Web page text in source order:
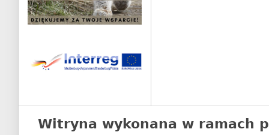
Witryna wykonana w ramach